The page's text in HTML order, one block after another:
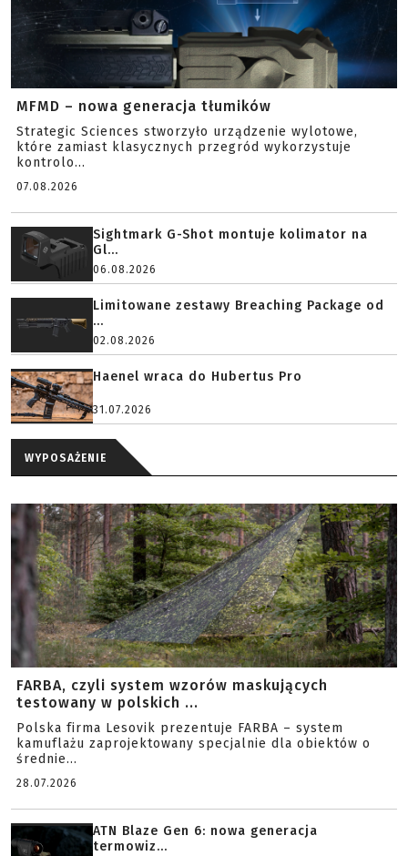
MFMD – nowa generacja tłumików
Strategic Sciences stworzyło urządzenie wylotowe,
które zamiast klasycznych przegród wykorzystuje
kontrolo...
07.08.2026
Sightmark G-Shot montuje kolimator na
Gl...
06.08.2026
Limitowane zestawy Breaching Package od
...
02.08.2026
Haenel wraca do Hubertus Pro
31.07.2026
WYPOSAŻENIE
FARBA, czyli system wzorów maskujących
testowany w polskich ...
Polska firma Lesovik prezentuje FARBA – system
kamuflażu zaprojektowany specjalnie dla obiektów o
średnie...
28.07.2026
ATN Blaze Gen 6: nowa generacja
termowiz...